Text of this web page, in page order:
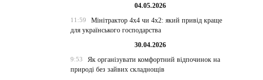
04.05.2026
11:59
Мінітрактор 4х4 чи 4х2: який привід краще
для українського господарства
30.04.2026
9:53
Як організувати комфортний відпочинок на
природі без зайвих складнощів